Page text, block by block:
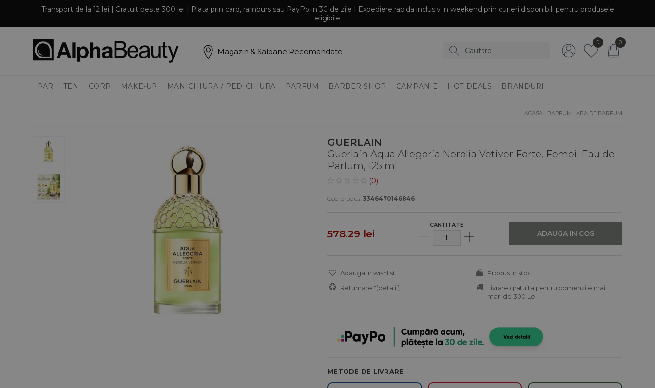
Transport de la 12 lei | Gratuit peste 300 lei | Plata prin card, ramburs sau PayPo in 30 de zile | Expediere rapida inclusiv in weekend prin curieri disponibili pentru produsele
eligibile
Magazin & Saloane Recomandate
0 0
PAR TEN CORP MAKE-UP MANICHIURA / PEDICHIURA PARFUM BARBER SHOP CAMPANIE HOT DEALS BRANDURI
ACASA · PARFUM · APA DE PARFUM
GUERLAIN
Guerlain Aqua Allegoria Nerolia Vetiver Forte, Femei, Eau de
Parfum, 125 ml
(0)
Cod produs: 3346470146846
578.29 lei
CANTITATE
ADAUGA IN COS
Adauga in wishlist
Produs in stoc
Returnare *(detalii)
Livrare gratuita pentru comenzile mai
mari de 300 Lei
METODE DE LIVRARE